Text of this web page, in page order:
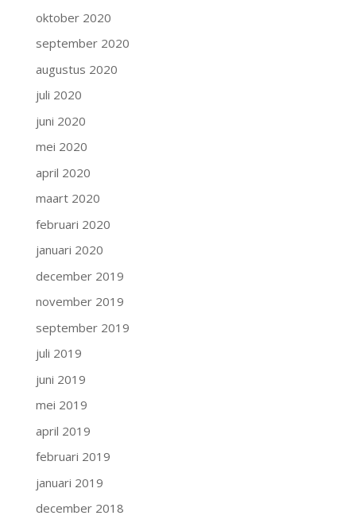
oktober 2020
september 2020
augustus 2020
juli 2020
juni 2020
mei 2020
april 2020
maart 2020
februari 2020
januari 2020
december 2019
november 2019
september 2019
juli 2019
juni 2019
mei 2019
april 2019
februari 2019
januari 2019
december 2018